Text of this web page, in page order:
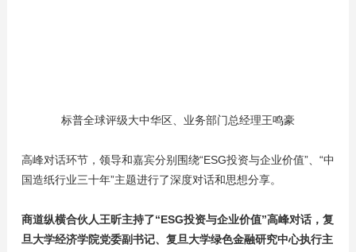
标普全球评级大中华区、业务部门总经理王鸣豪
高峰对话环节，领导和嘉宾分别围绕“ESG投资与企业价值”、“中
国造纸行业三十年”主题进行了深度对话和思想分享。
商道纵横合伙人王昕主持了“ESG投资与企业价值”高峰对话，复
旦大学经济学院党委副书记、复旦大学绿色金融研究中心执行主